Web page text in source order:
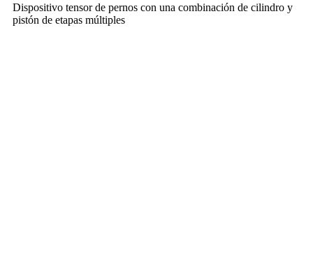
Dispositivo tensor de pernos con una combinación de cilindro y
pistón de etapas múltiples